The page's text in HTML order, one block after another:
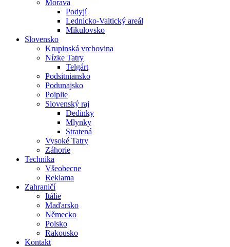
Morava
Podyjí
Lednicko-Valtický areál
Mikulovsko
Slovensko
Krupinská vrchovina
Nízke Tatry
Telgárt
Podsitniansko
Podunajsko
Poiplie
Slovenský raj
Dedinky
Mlynky
Stratená
Vysoké Tatry
Záhorie
Technika
Všeobecne
Reklama
Zahraničí
Itálie
Maďarsko
Německo
Polsko
Rakousko
Kontakt